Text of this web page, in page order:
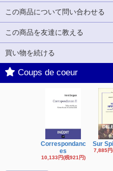
この商品について問い合わせる
この商品を友達に教える
買い物を続ける
Coups de coeur
Correspondanc
es
10,133円(税921円)
Sur
7,885